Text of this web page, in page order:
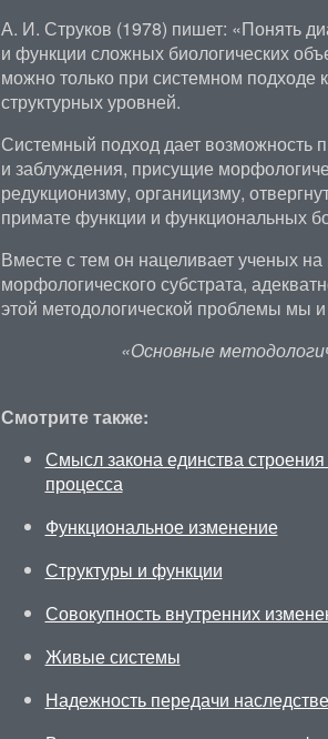
А. И. Струков (1978) пишет: «Понять
и функции сложных биологических
можно только при системном подходе
структурных уровней.
Системный подход дает возможность
и заблуждения, присущие
редукционизму, органицизму,
примате функции и функциональных
Вместе с тем он нацеливает ученых
морфологического субстрата,
этой методологической проблемы мы
«Основные
Смотрите также:
Смысл закона единства
процесса
Функциональное изменение
Структуры и функции
Совокупность внутренних
Живые системы
Надежность передачи